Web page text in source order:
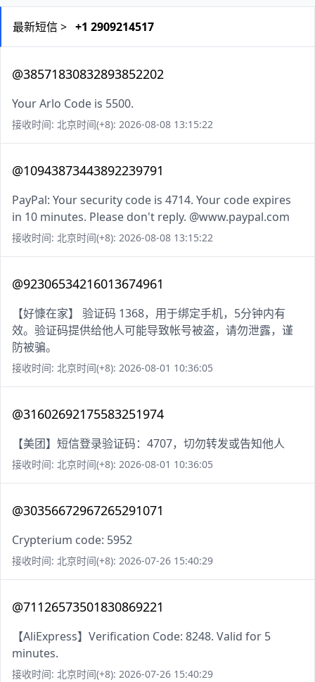
最新短信 > +1 2909214517
@38571830832893852202
Your Arlo Code is 5500.
接收时间: 北京时间(+8): 2026-08-08 13:15:22
@10943873443892239791
PayPal: Your security code is 4714. Your code expires
in 10 minutes. Please don't reply. @www.paypal.com
接收时间: 北京时间(+8): 2026-08-08 13:15:22
@92306534216013674961
【好慷在家】 验证码 1368，用于绑定手机，5分钟内有
效。验证码提供给他人可能导致帐号被盗，请勿泄露，谨
防被骗。
接收时间: 北京时间(+8): 2026-08-01 10:36:05
@31602692175583251974
【美团】短信登录验证码：4707，切勿转发或告知他人
接收时间: 北京时间(+8): 2026-08-01 10:36:05
@30356672967265291071
Crypterium code: 5952
接收时间: 北京时间(+8): 2026-07-26 15:40:29
@71126573501830869221
【AliExpress】Verification Code: 8248. Valid for 5
minutes.
接收时间: 北京时间(+8): 2026-07-26 15:40:29